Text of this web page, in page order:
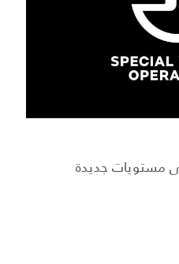
مستويات جديدة